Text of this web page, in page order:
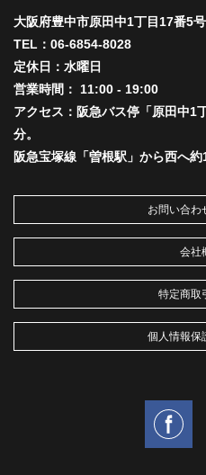
大阪府豊中市原田中1丁目17番5号
TEL：06-6854-8028
定休日：水曜日
営業時間： 11:00 - 19:00
アクセス：阪急バス停「原田中1
分。
阪急宝塚線「曽根駅」から西へ
お問い合わ
会社
特定商取
個人情報保